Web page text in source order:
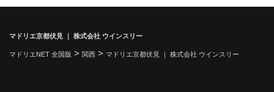
マドリエ京都伏見 ｜ 株式会社 ウインスリー
マドリエNET 全国版 > 関西 > マドリエ京都伏見 ｜ 株式会社 ウインスリー